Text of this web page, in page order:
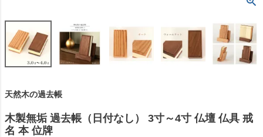
天然木の過去帳
木製無垢 過去帳（日付なし） 3寸～4寸 仏壇 仏具 戒
名 本 位牌